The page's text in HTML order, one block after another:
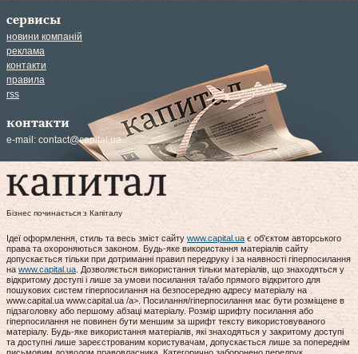
сервисы
новини компаній
реклама
контакти
правила
rss
контакти
e-mail: contact@capital.ua
Бізнес починається з Капіталу
Ідеї оформлення, стиль та весь зміст сайту www.capital.ua є об'єктом авторського
права та охороняються законом. Будь-яке використання матеріалів сайту
допускається тільки при дотриманні правил передруку і за наявності гіперпосилання
на www.capital.ua. Дозволяється використання тільки матеріалів, що знаходяться у
відкритому доступі і лише за умови посилання та/або прямого відкритого для
пошукових систем гіперпосилання на безпосередню адресу матеріалу на
www.capital.ua www.capital.ua /a>. Посилання/гіперпосилання має бути розміщене в
підзаголовку або першому абзаці матеріалу. Розмір шрифту посилання або
гіперпосилання не повинен бути меншим за шрифт тексту використовуваного
матеріалу. Будь-яке використання матеріалів, які знаходяться у закритому доступі
та доступні лише зареєстрованим користувачам, допускається лише за попереднім